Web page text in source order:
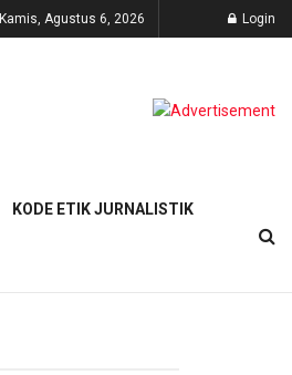
Kamis, Agustus 6, 2026 Login
KODE ETIK JURNALISTIK